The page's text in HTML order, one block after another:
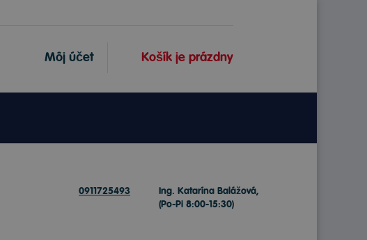
Košík je prázdny
Môj účet
0911725493
Ing. Katarína Balážová,
(Po-Pi 8:00-15:30)